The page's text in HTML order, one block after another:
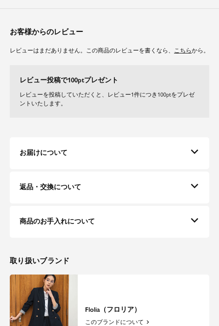
素材
な着心地の麻調合繊です。
お客様からのレビュー
レビューはまだありません。この商品のレビューを書くなら、 こちらから。
レビュー投稿で100ptプレゼント
レビューを投稿していただくと、レビュー1件につき100ptをプレゼ
ントいたします。
お届けについて
返品・交換について
商品のお手入れについて
取り扱いブランド
Flolia（フロリア）
このブランドについて